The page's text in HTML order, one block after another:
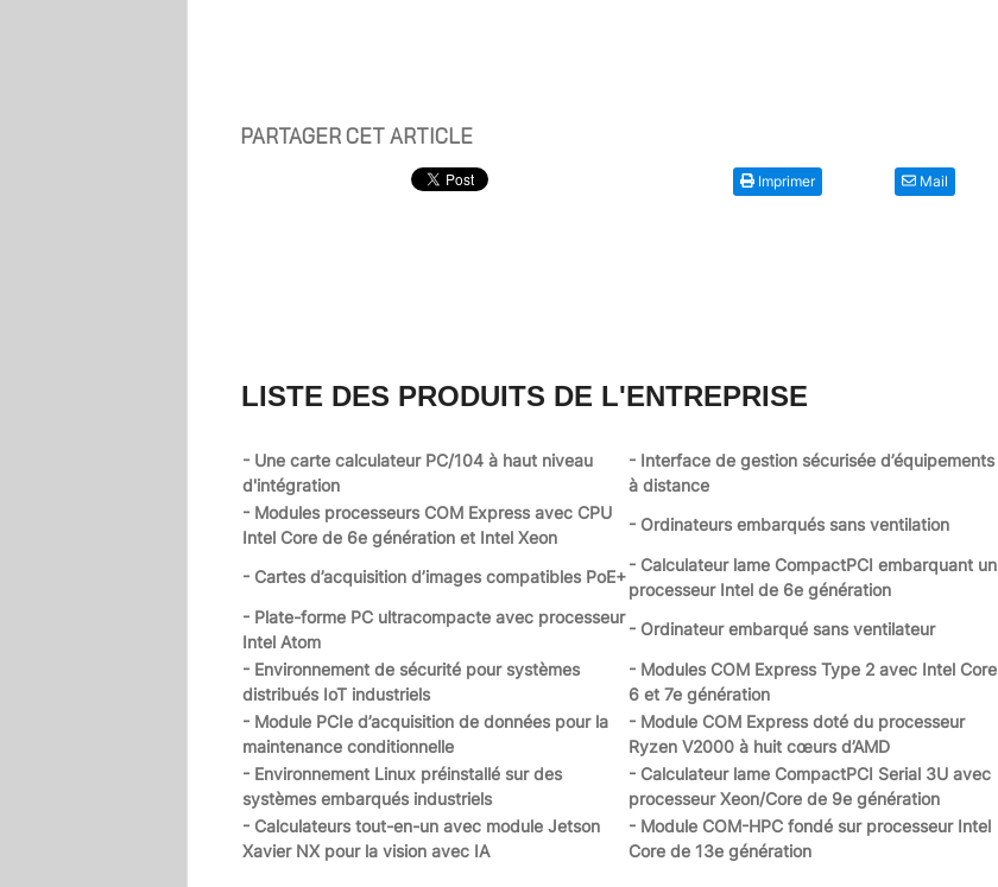
PARTAGER CET ARTICLE
Imprimer Mail
LISTE DES PRODUITS DE L'ENTREPRISE
- Une carte calculateur PC/104 à haut niveau
d'intégration
- Interface de gestion sécurisée d’équipements
à distance
- Modules processeurs COM Express avec CPU
Intel Core de 6e génération et Intel Xeon
- Ordinateurs embarqués sans ventilation
- Cartes d’acquisition d’images compatibles PoE+
- Calculateur lame CompactPCI embarquant un
processeur Intel de 6e génération
- Plate-forme PC ultracompacte avec processeur
Intel Atom
- Ordinateur embarqué sans ventilateur
- Environnement de sécurité pour systèmes
distribués IoT industriels
- Modules COM Express Type 2 avec Intel Core
6 et 7e génération
- Module PCIe d’acquisition de données pour la
maintenance conditionnelle
- Module COM Express doté du processeur
Ryzen V2000 à huit cœurs d’AMD
- Environnement Linux préinstallé sur des
systèmes embarqués industriels
- Calculateur lame CompactPCI Serial 3U avec
processeur Xeon/Core de 9e génération
- Calculateurs tout-en-un avec module Jetson
Xavier NX pour la vision avec IA
- Module COM-HPC fondé sur processeur Intel
Core de 13e génération